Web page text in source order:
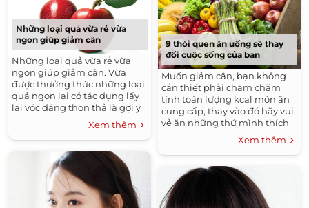
Những loại quả vừa rẻ vừa
ngon giúp giảm cân
Những loại quả vừa rẻ vừa
ngon giúp giảm cân. Vừa
được thưởng thức những loại
quả ngon lại có tác dụng lấy
lại vóc dáng thon thả là gợi ý
hoàn hảo dành cho các chị
Xem thêm
9 thói quen ăn uống sẽ thay
đổi cuộc sống của bạn
Muốn giảm cân, bạn không
cần thiết phải chăm chăm
tính toán lượng kcal món ăn
cung cấp, thay vào đó hãy vui
vẻ ăn những thứ mình thích
Xem thêm